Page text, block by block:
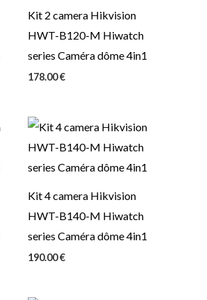
Kit 2 camera Hikvision
HWT-B120-M Hiwatch
series Caméra dôme 4in1
178.00€
Kit 4 camera Hikvision
HWT-B140-M Hiwatch
series Caméra dôme 4in1
190.00€